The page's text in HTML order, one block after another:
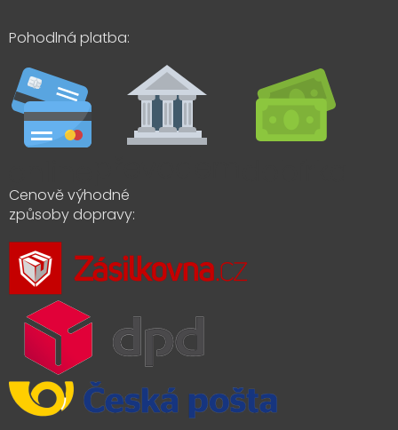
Pohodlná platba:
Cenově výhodné
způsoby dopravy: